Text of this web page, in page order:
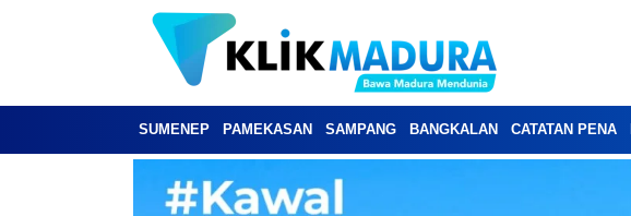
SUMENEP PAMEKASAN SAMPANG BANGKALAN CATATAN PENA